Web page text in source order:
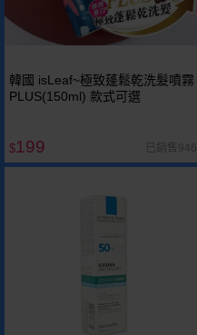
韓國 isLeaf~極致蓬鬆乾洗髮噴霧
PLUS(150ml) 款式可選
$199 已銷售946